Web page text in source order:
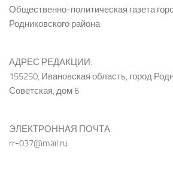
Общественно-политическая газета
Родниковского района
АДРЕС РЕДАКЦИИ:
155250, Ивановская область, город
Советская, дом 6
ЭЛЕКТРОННАЯ ПОЧТА:
rr-037@mail.ru